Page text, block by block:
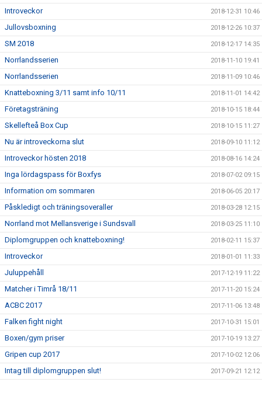
Introveckor 2018-12-31 10:46
Jullovsboxning 2018-12-26 10:37
SM 2018 2018-12-17 14:35
Norrlandsserien 2018-11-10 19:41
Norrlandsserien 2018-11-09 10:46
Knatteboxning 3/11 samt info 10/11 2018-11-01 14:42
Företagsträning 2018-10-15 18:44
Skellefteå Box Cup 2018-10-15 11:27
Nu är introveckorna slut 2018-09-10 11:12
Introveckor hösten 2018 2018-08-16 14:24
Inga lördagspass för Boxfys 2018-07-02 09:15
Information om sommaren 2018-06-05 20:17
Påskledigt och träningsoveraller 2018-03-28 12:15
Norrland mot Mellansverige i Sundsvall 2018-03-25 11:10
Diplomgruppen och knatteboxning! 2018-02-11 15:37
Introveckor 2018-01-01 11:33
Juluppehåll 2017-12-19 11:22
Matcher i Timrå 18/11 2017-11-20 15:24
ACBC 2017 2017-11-06 13:48
Falken fight night 2017-10-31 15:01
Boxen/gym priser 2017-10-19 13:27
Gripen cup 2017 2017-10-02 12:06
Intag till diplomgruppen slut! 2017-09-21 12:12